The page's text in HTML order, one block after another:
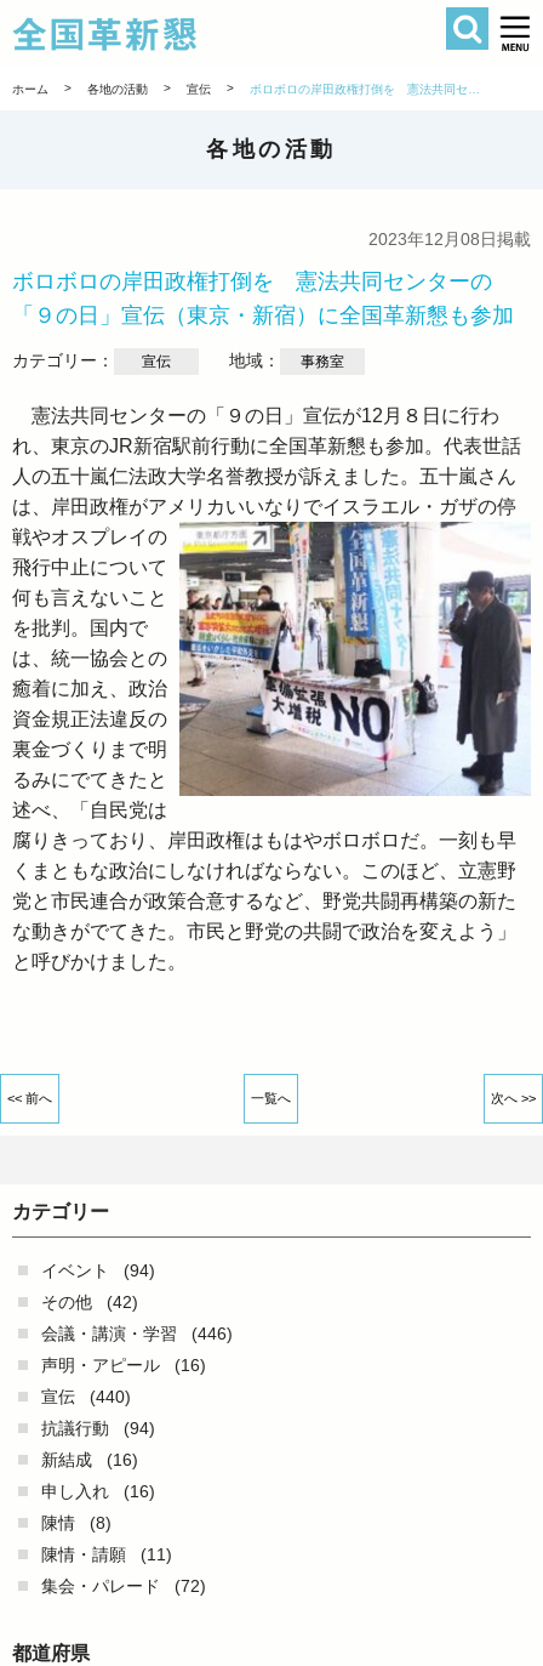
全国革新懇
検索
ホーム > 各地の活動 > 宣伝 >
各地の活動
2023年12月08日掲載
ボロボロの岸田政権打倒を 憲法共同センターの
「９の日」宣伝（東京・新宿）に全国革新懇も参加
カテゴリー： 宣伝 地域： 事務室
憲法共同センターの「９の日」宣伝が12月８日に行わ
れ、東京のJR新宿駅前行動に全国革新懇も参加。代表世話
人の五十嵐仁法政大学名誉教授が訴えました。五十嵐さん
は、岸田政権がアメ リカいいなりでイスラエル・ガザの停
戦やオスプレイの
飛行中止について
何も言えないこと
を批判。国内で
は、統一協会との
癒着に加え、政治
資金規正法違反の
裏金づくりまで明
るみにでてきたと
述べ、「自民党は
腐りきっており、岸田政権はもはやボロボロだ。一刻も早
くまともな政治にしなければならない。このほど、立憲野
党と市民連合が政策合意するなど、野党共闘再構築の新た
な動きがでてきた。市民と野党の共闘で政治を変えよう」
と呼びかけました。
<< 前へ 一覧へ 次へ >>
カテゴリー
イベント
(94)
その他
(42)
会議・講演・学習
(446)
声明・アピール
(16)
宣伝
(440)
抗議行動
(94)
新結成
(16)
申し入れ
(16)
陳情
(8)
陳情・請願
(11)
集会・パレード
(72)
都道府県